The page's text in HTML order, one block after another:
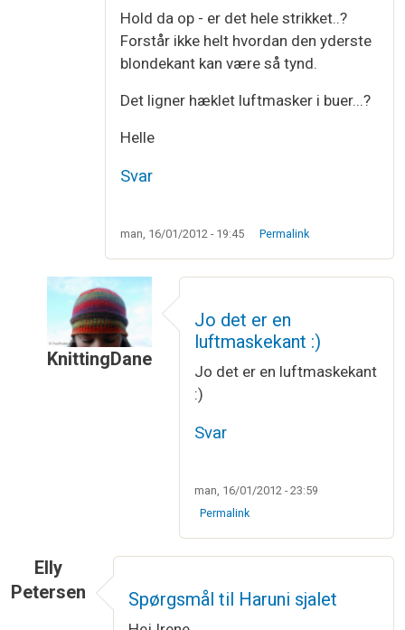
Hold da op - er det hele strikket..?
Forstår ikke helt hvordan den yderste
blondekant kan være så tynd.
Det ligner hæklet luftmasker i buer...?
Helle
Svar
man, 16/01/2012 - 19:45 Permalink
KnittingDane
Wauoooo....afHelle Fransen
Jo det er en
luftmaskekant :)
Jo det er en luftmaskekant
:)
Svar
man, 16/01/2012 - 23:59
Permalink
Elly
Petersen
Spørgsmål til Haruni sjalet